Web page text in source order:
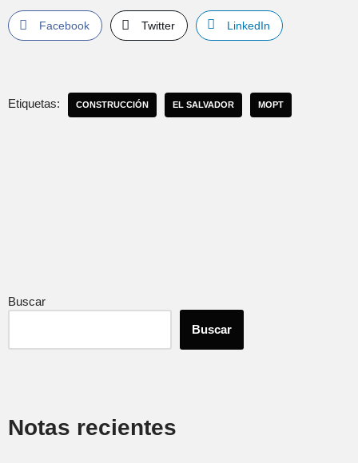
Facebook Twitter LinkedIn
Etiquetas: CONSTRUCCIÓN EL SALVADOR MOPT
Buscar
Buscar
Notas recientes